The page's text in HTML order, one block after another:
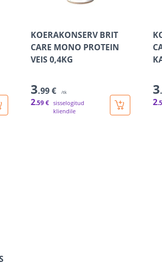
KOERAKONSERV BRIT
CARE MONO PROTEIN
VEIS 0,4KG
3.99 € /tk
2.59 € sisselogitud
kliendile
3
2